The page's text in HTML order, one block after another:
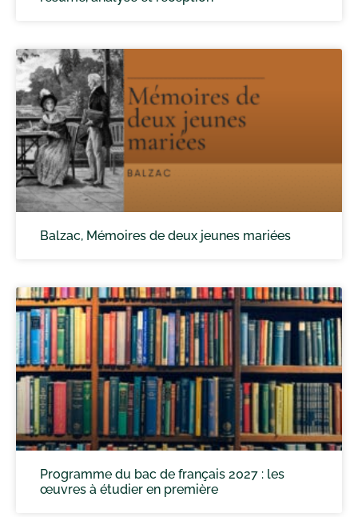
Balzac, Mémoires de deux jeunes mariées
Programme du bac de français 2027 : les
œuvres à étudier en première